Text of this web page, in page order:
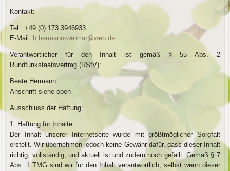
Kontakt:
Tel.: +49 (0) 173 3946933
E-Mail: b.hermann-weimar@web.de
Verantwortlicher für den Inhalt ist gemäß § 55 Abs. 2
Rundfunkstaatsvertrag (RStV):
Beate Hermann
Anschrift siehe oben
Ausschluss der Haftung:
1. Haftung für Inhalte
Der Inhalt unserer Internetseite wurde mit größtmöglicher Sorgfalt
erstellt. Wir übernehmen jedoch keine Gewähr dafür, dass dieser Inhalt
richtig, vollständig, und aktuell ist und zudem noch gefällt. Gemäß § 7
Abs. 1 TMG sind wir für den Inhalt verantwortlich, selbst wenn dieser